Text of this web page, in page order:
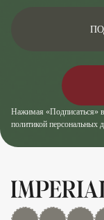
Нажимая «Подписаться»
политикой персональных
MAX Дзен